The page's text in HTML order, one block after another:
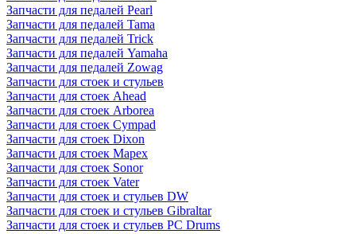
Запчасти для педалей Pearl
Запчасти для педалей Tama
Запчасти для педалей Trick
Запчасти для педалей Yamaha
Запчасти для педалей Zowag
Запчасти для стоек и стульев
Запчасти для стоек Ahead
Запчасти для стоек Arborea
Запчасти для стоек Cympad
Запчасти для стоек Dixon
Запчасти для стоек Mapex
Запчасти для стоек Sonor
Запчасти для стоек Vater
Запчасти для стоек и стульев DW
Запчасти для стоек и стульев Gibraltar
Запчасти для стоек и стульев PC Drums